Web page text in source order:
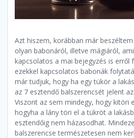
Azt hiszem, korábban már
olyan babonáról, illetve mágiáról,
kapcsolatos a mai bejegyzés is erről
ezekkel kapcsolatos babonák
már tudjuk, hogy ha egy tükör a
az 7 esztendő balszerencsét jelent
Viszont az sem mindegy, hogy kitöri
hogyha a lány töri el a tükröt a
esztendőig nem házasodhat.
balszerencse természetesen nem